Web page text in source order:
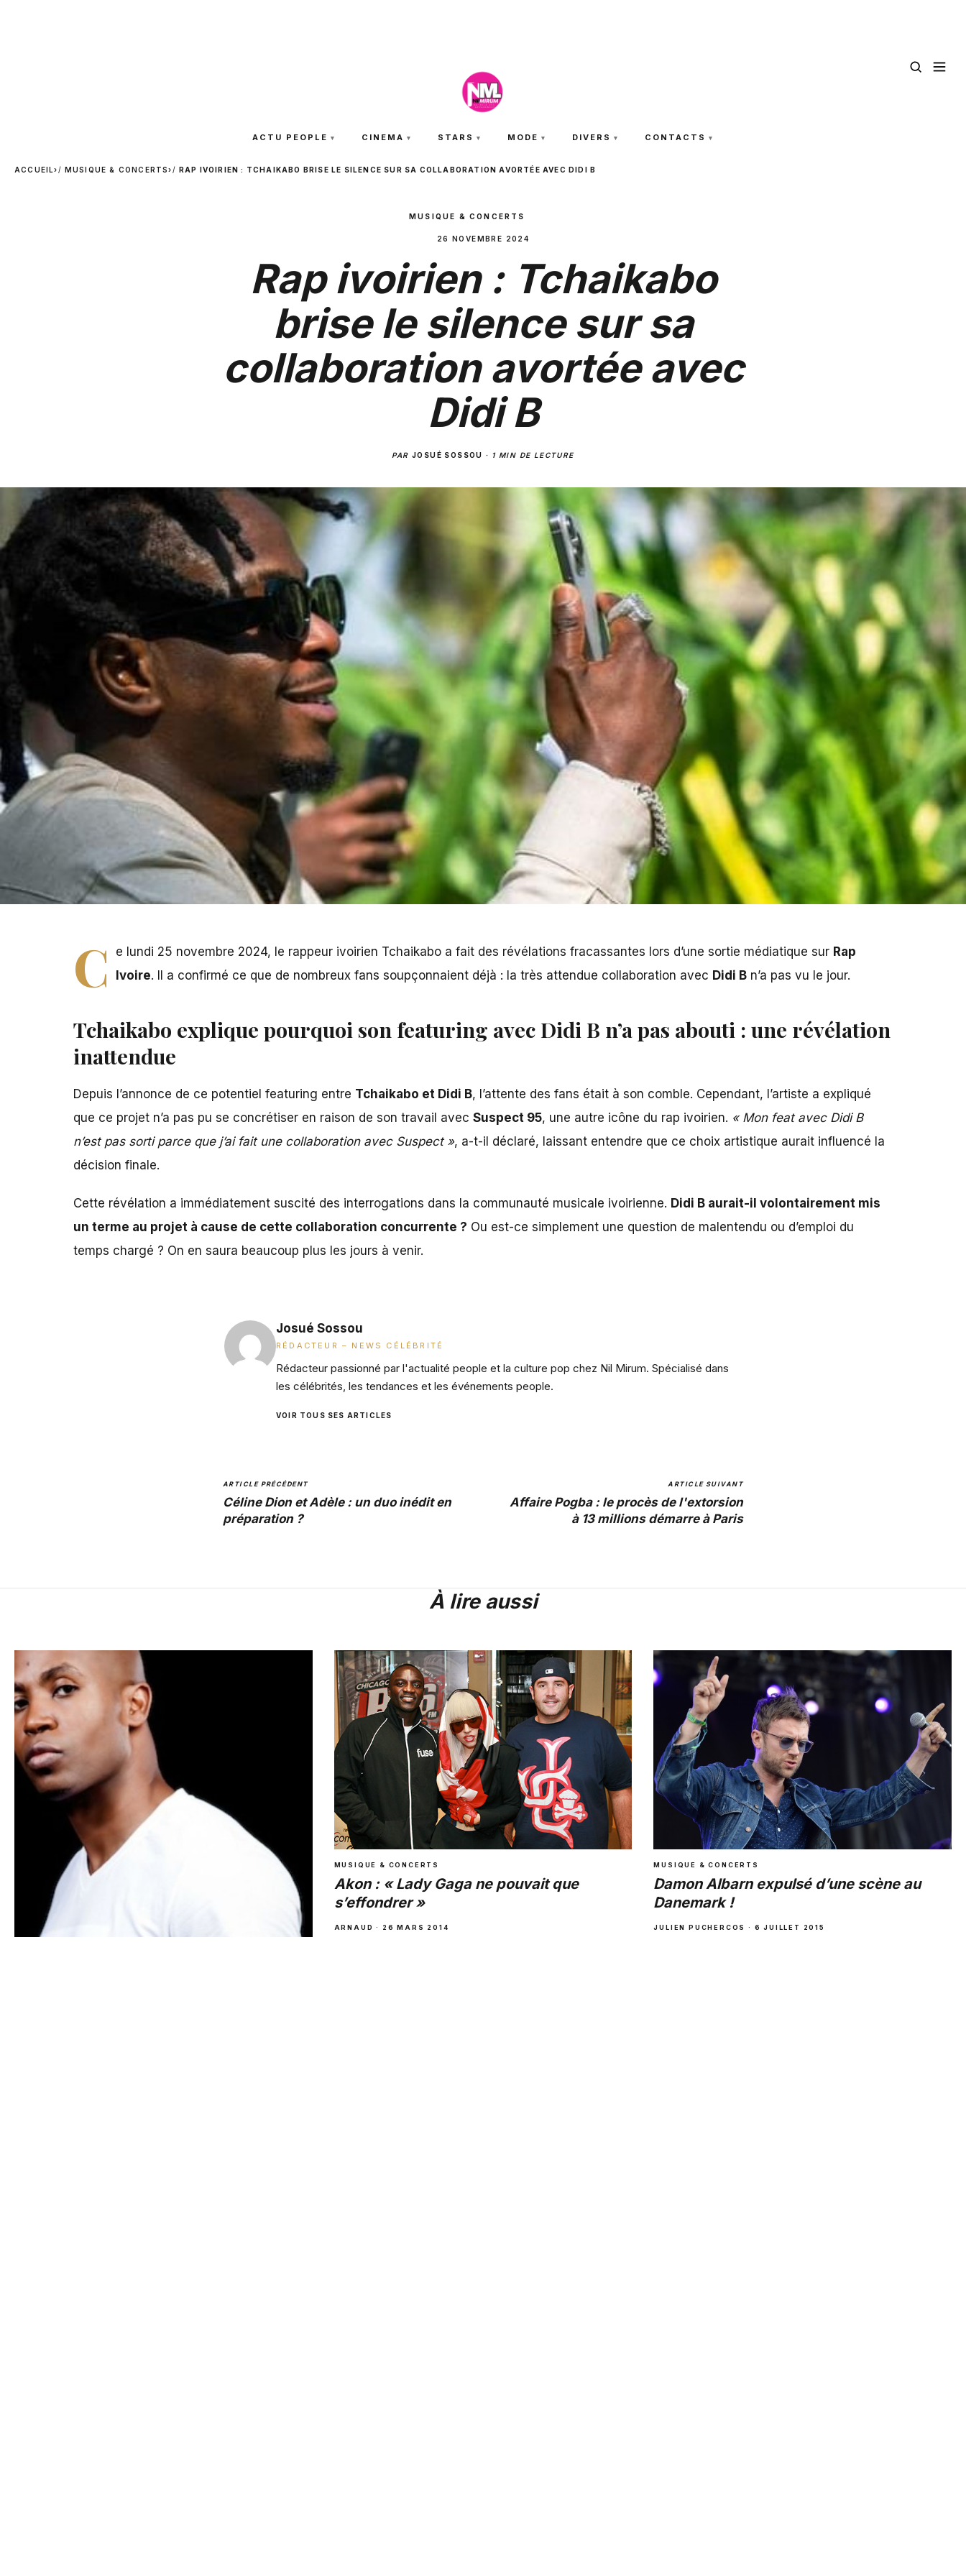
ACTU PEOPLE CINEMA STARS MODE DIVERS CONTACTS
ACCUEIL› MUSIQUE & CONCERTS› RAP IVOIRIEN : TCHAIKABO BRISE LE SILENCE SUR SA COLLABORATION AVORTÉE AVEC DIDI B
MUSIQUE & CONCERTS
26 NOVEMBRE 2024
Rap ivoirien : Tchaikabo
brise le silence sur sa
collaboration avortée avec
Didi B
PARJOSUÉ SOSSOU · 1 MIN DE LECTURE
C e lundi 25 novembre 2024, le rappeur ivoirien Tchaikabo a fait des révélations fracassantes lors d’une sortie médiatique sur Rap
Ivoire. Il a confirmé ce que de nombreux fans soupçonnaient déjà : la très attendue collaboration avec Didi Bn’a pas vu le jour.
Tchaikabo explique pourquoi son featuring avec Didi B n’a pas abouti : une révélation
inattendue
Depuis l’annonce de ce potentiel featuring entre Tchaikabo et Didi B, l’attente des fans était à son comble. Cependant, l’artiste a expliqué
que ce projet n’a pas pu se concrétiser en raison de son travail avec Suspect 95, une autre icône du rap ivoirien. « Mon feat avec Didi B
n’est pas sorti parce que j’ai fait une collaboration avec Suspect », a-t-il déclaré, laissant entendre que ce choix artistique aurait influencé la
décision finale.
Cette révélation a immédiatement suscité des interrogations dans la communauté musicale ivoirienne. Didi B aurait-il volontairement mis
un terme au projet à cause de cette collaboration concurrente ? Ou est-ce simplement une question de malentendu ou d’emploi du
temps chargé ? On en saura beaucoup plus les jours à venir.
Josué Sossou
RÉDACTEUR – NEWS CÉLÉBRITÉ
Rédacteur passionné par l'actualité people et la culture pop chez Nil Mirum. Spécialisé dans
les célébrités, les tendances et les événements people.
VOIR TOUS SES ARTICLES
ARTICLE PRÉCÉDENT
Céline Dion et Adèle : un duo inédit en
préparation ?
ARTICLE SUIVANT
Affaire Pogba : le procès de l'extorsion
à 13 millions démarre à Paris
À lire aussi
MUSIQUE & CONCERTS
Akon : « Lady Gaga ne pouvait que
s’effondrer »
ARNAUD · 26 MARS 2014
MUSIQUE & CONCERTS
Damon Albarn expulsé d’une scène au
Danemark !
JULIEN PUCHERCOS · 6 JUILLET 2015